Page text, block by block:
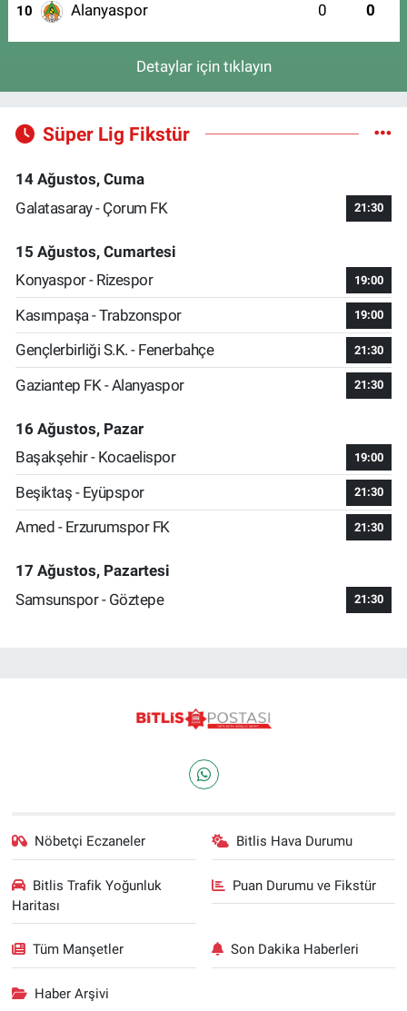
10 Alanyaspor 0 0
Detaylar için tıklayın
Süper Lig Fikstür
14 Ağustos, Cuma
Galatasaray - Çorum FK
21:30
15 Ağustos, Cumartesi
Konyaspor - Rizespor
19:00
Kasımpaşa - Trabzonspor 19:00
Gençlerbirliği S.K. - Fenerbahçe 21:30
Gaziantep FK - Alanyaspor 21:30
16 Ağustos, Pazar
Başakşehir - Kocaelispor
19:00
Beşiktaş - Eyüpspor 21:30
Amed - Erzurumspor FK 21:30
17 Ağustos, Pazartesi
Samsunspor - Göztepe
21:30
Nöbetçi Eczaneler Bitlis Hava Durumu
Bitlis Trafik Yoğunluk
Haritası
Puan Durumu ve Fikstür
Tüm Manşetler Son Dakika Haberleri
Haber Arşivi